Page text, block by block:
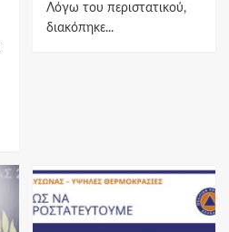
Λόγω του περιστατικού,
διακόπηκε...